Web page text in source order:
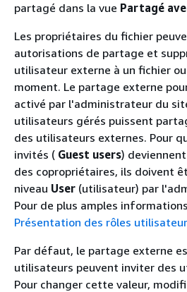
partagé dans la vue Partagé
Les propriétaires du fichier
autorisations de partage et
utilisateur externe à un fichier
moment. Le partage externe
activé par l'administrateur du
utilisateurs gérés puissent
des utilisateurs externes. Pour
invités ( Guest users)
des copropriétaires, ils doivent
niveau User (utilisateur) par
Pour de plus amples
Présentation des rôles utilisateur
Par défaut, le partage externe
utilisateurs peuvent inviter des
Pour changer cette valeur,